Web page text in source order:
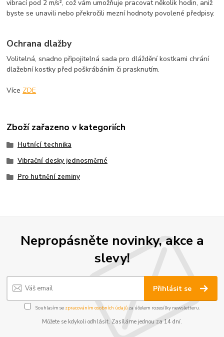
vibrací pod 2 m/s², což vám umožňuje pracovat několik hodin, aniž
byste se unavili nebo překročili mezní hodnoty povolené předpisy.
Ochrana dlažby
Volitelná, snadno připojitelná sada pro dláždění kostkami chrání
dlažební kostky před poškrábáním či prasknutím.
Více ZDE
Zboží zařazeno v kategoriích
Hutnící technika
Vibrační desky jednosměrné
Pro hutnění zeminy
Nepropásněte novinky, akce a
slevy!
Přihlásit se
Souhlasím se zpracováním osobních údajůza účelem rozesílky newsletteru.
Můžete se kdykoli odhlásit. Zasíláme jednou za 14 dní.